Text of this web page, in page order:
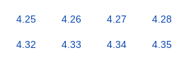
4.25 4.26 4.27 4.28
4.32 4.33 4.34 4.35